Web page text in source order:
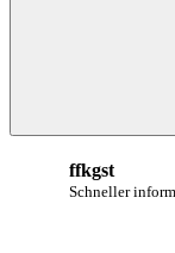
ffkgst
Schneller